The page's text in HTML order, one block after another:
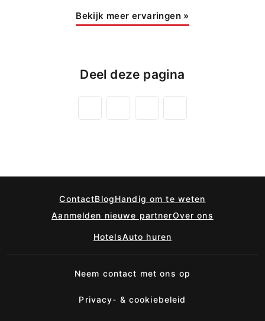
Bekijk meer ervaringen »
Deel deze pagina
ContactBlogHandig om te weten
Aanmelden nieuwe partnerOver ons
HotelsAuto huren
Neem contact met ons op
Privacy- & cookiebeleid